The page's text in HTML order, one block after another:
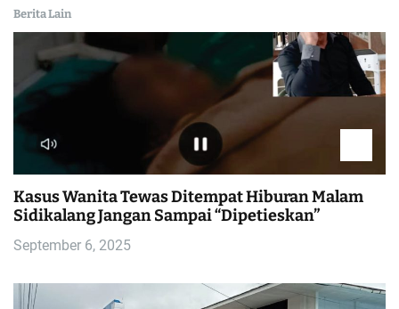
Berita Lain
Kasus Wanita Tewas Ditempat Hiburan Malam
Sidikalang Jangan Sampai “Dipetieskan”
September 6, 2025